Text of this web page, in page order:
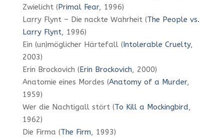
Zwielicht (Primal Fear, 1996)
Larry Flynt – Die nackte Wahrheit (The People vs.
Larry Flynt, 1996)
Ein (un)möglicher Härtefall (Intolerable Cruelty,
2003)
Erin Brockovich (Erin Brockovich, 2000)
Anatomie eines Mordes (Anatomy of a Murder,
1959)
Wer die Nachtigall stört (To Kill a Mockingbird,
1962)
Die Firma (The Firm, 1993)